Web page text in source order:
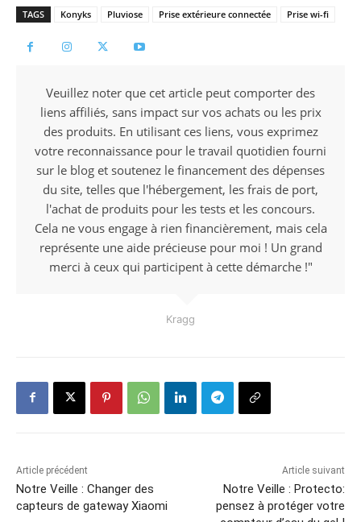
TAGS Konyks Pluviose Prise extérieure connectée Prise wi-fi
Veuillez noter que cet article peut comporter des
liens affiliés, sans impact sur vos achats ou les prix
des produits. En utilisant ces liens, vous exprimez
votre reconnaissance pour le travail quotidien fourni
sur le blog et soutenez le financement des dépenses
du site, telles que l'hébergement, les frais de port,
l'achat de produits pour les tests et les concours.
Cela ne vous engage à rien financièrement, mais cela
représente une aide précieuse pour moi ! Un grand
merci à ceux qui participent à cette démarche !"
Kragg
Article précédent
Notre Veille : Changer des
capteurs de gateway Xiaomi
Article suivant
Notre Veille : Protecto:
pensez à protéger votre